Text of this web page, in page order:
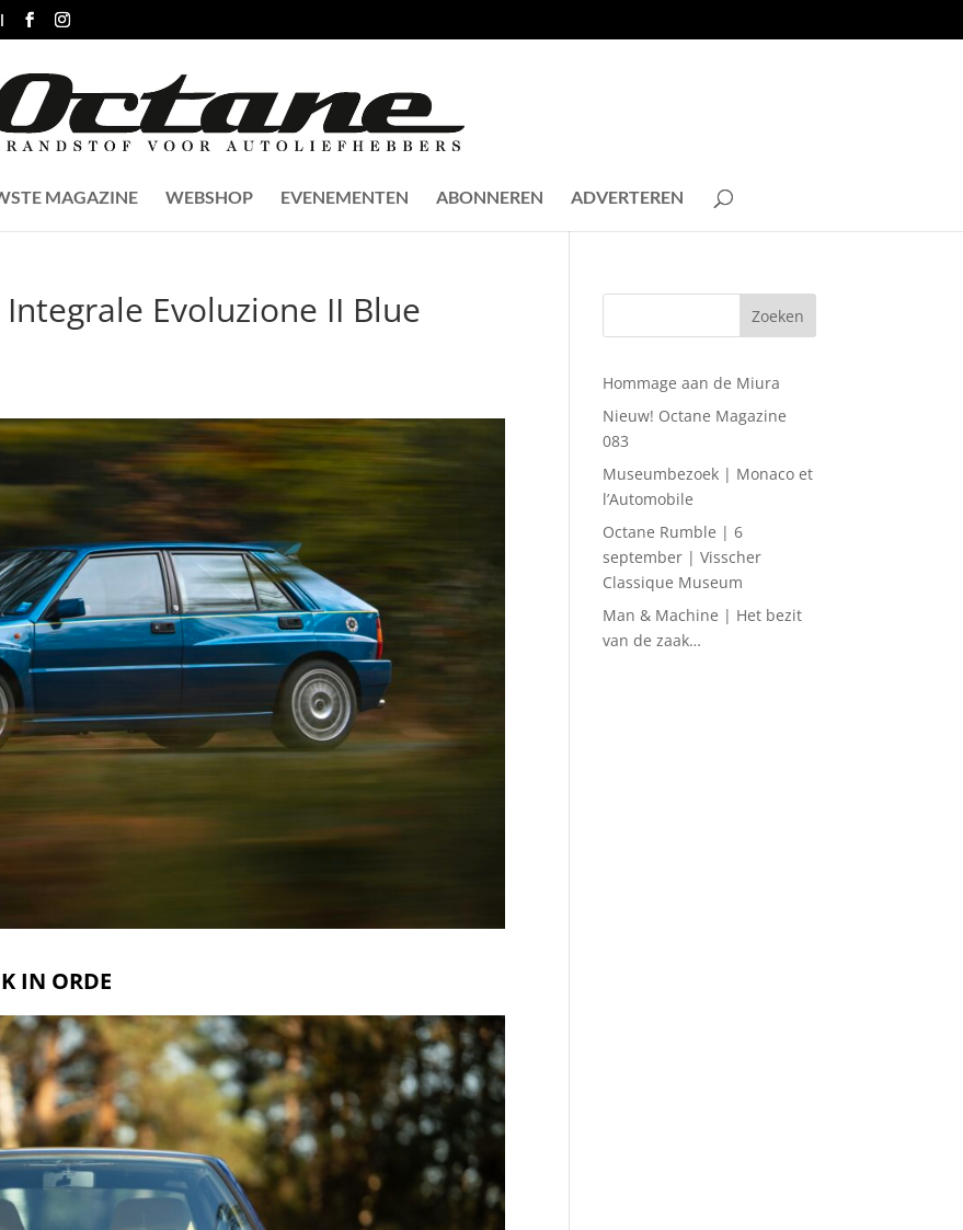
MAGAZINE WEBSHOP EVENEMENTEN ABONNEREN ADVERTEREN
Evoluzione II Blue
IN ORDE
Hommage aan de Miura
Nieuw! Octane Magazine
083
Museumbezoek | Monaco et
l’Automobile
Octane Rumble | 6
september | Visscher
Classique Museum
Man & Machine | Het bezit
van de zaak…